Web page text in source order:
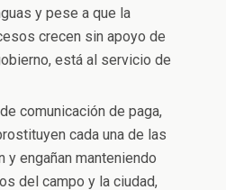
y pese a que la
crecen sin apoyo de
está al servicio de
comunicación de paga,
cada una de las
y engañan manteniendo
del campo y la ciudad,